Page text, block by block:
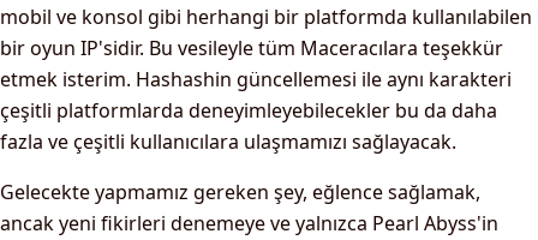
mobil ve konsol gibi herhangi bir platformda kullanılabilen
bir oyun IP'sidir. Bu vesileyle tüm Maceracılara teşekkür
etmek isterim. Hashashin güncellemesi ile aynı karakteri
çeşitli platformlarda deneyimleyebilecekler bu da daha
fazla ve çeşitli kullanıcılara ulaşmamızı sağlayacak.
Gelecekte yapmamız gereken şey, eğlence sağlamak,
ancak yeni fikirleri denemeye ve yalnızca Pearl Abyss'in